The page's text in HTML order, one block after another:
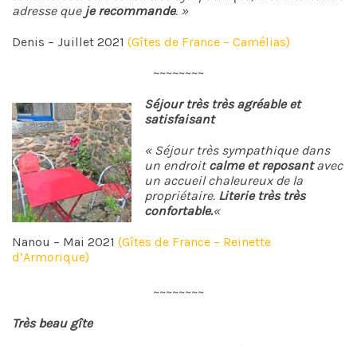
adresse que je recommande. »
Denis – Juillet 2021 (Gîtes de France – Camélias)
~~~~~~~~
Séjour très très agréable et
satisfaisant
« Séjour très sympathique dans
un endroitcalme et reposantavec
un accueil chaleureux de la
propriétaire. Literie très très
confortable.«
Nanou – Mai 2021 (Gîtes de France – Reinette
d’Armorique)
~~~~~~~~
Très beau gîte